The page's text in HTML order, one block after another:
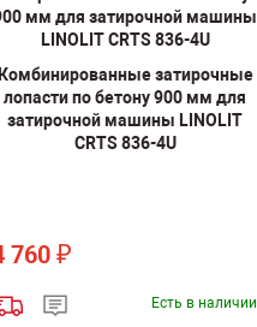
затирочные
лопасти по бетону 900 мм для
затирочной машины LINOLIT
CRTS 836-4U
760 ₽
Есть в наличии